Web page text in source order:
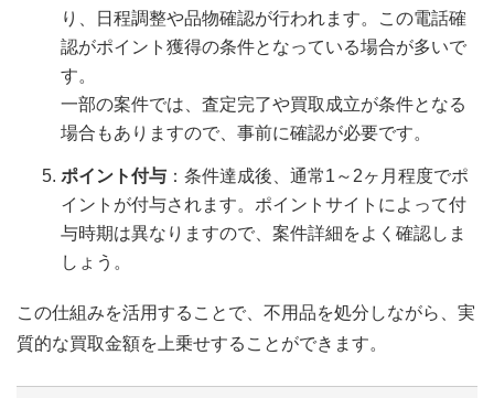
り、日程調整や品物確認が行われます。この電話確
認がポイント獲得の条件となっている場合が多いで
す。
一部の案件では、査定完了や買取成立が条件となる
場合もありますので、事前に確認が必要です。
ポイント付与 ：条件達成後、通常1～2ヶ月程度でポ
イントが付与されます。ポイントサイトによって付
与時期は異なりますので、案件詳細をよく確認しま
しょう。
この仕組みを活用することで、不用品を処分しながら、実
質的な買取金額を上乗せすることができます。